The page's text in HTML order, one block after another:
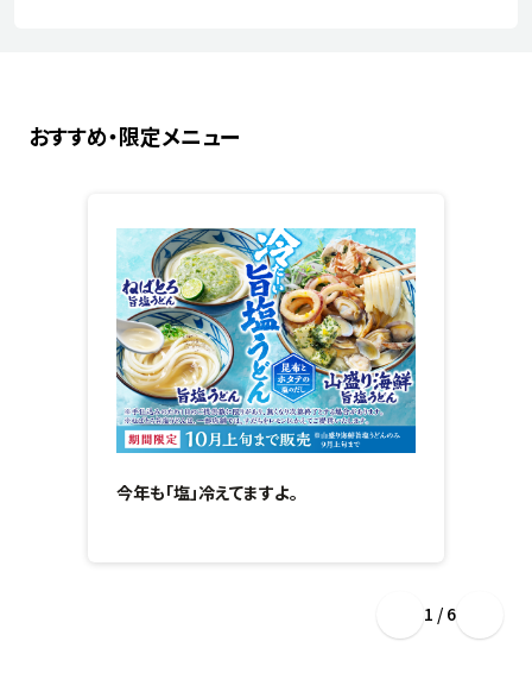
おすすめ・限定メニュー
今年も「塩」冷えてますよ。
1 / 6